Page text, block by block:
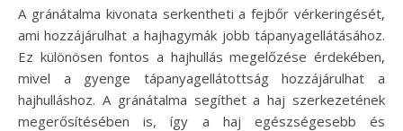
A gránátalma kivonata serkentheti a fejbőr vérkeringését,
ami hozzájárulhat a hajhagymák jobb tápanyagellátásához.
Ez különösen fontos a hajhullás megelőzése érdekében,
mivel a gyenge tápanyagellátottság hozzájárulhat a
hajhulláshoz. A gránátalma segíthet a haj szerkezetének
megerősítésében is, így a haj egészségesebb és